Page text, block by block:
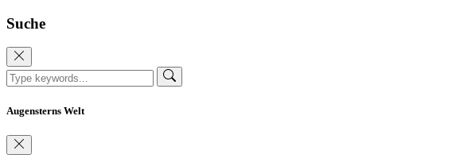
Suche
Augensterns Welt